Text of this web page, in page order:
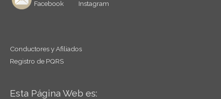
Conductores y Afiliados
Registro de PQRS
Esta Página Web es: